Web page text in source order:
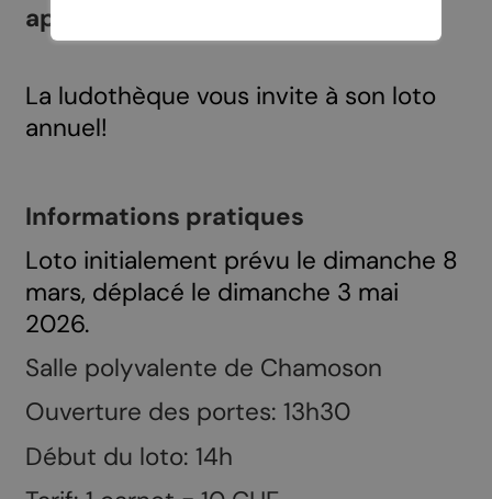
après-midi de jeu.
La ludothèque vous invite à son loto
annuel!
Informations pratiques
Loto initialement prévu le dimanche 8
mars, déplacé le dimanche 3 mai
2026.
Salle polyvalente de Chamoson
Ouverture des portes: 13h30
Début du loto: 14h